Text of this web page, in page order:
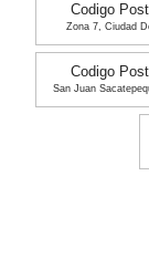
Codigo
Zona 7, Ciudad
Codigo
San Juan